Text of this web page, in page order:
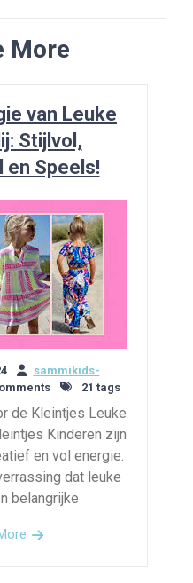
More
van Leuke
Stijlvol,
Speels!
sammikids-
21 tags
de Kleintjes Leuke
Kinderen zijn
en vol energie.
dat leuke
belangrijke